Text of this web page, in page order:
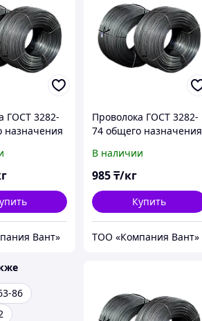
ГОСТ 3282-
назначения
Вант»
Проволока ГОСТ 3282-
74 общего назначения
В наличии
985₸/кг
Купить
ТОО «Компания Вант»
86